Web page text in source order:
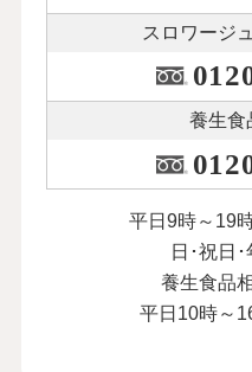
スロワージ
養生食
平日9時～19
日･祝日
養生食品
平日10時～